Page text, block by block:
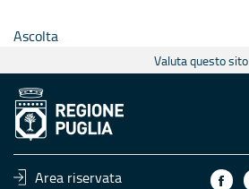
Ascolta
Valuta questo sito
Area riservata